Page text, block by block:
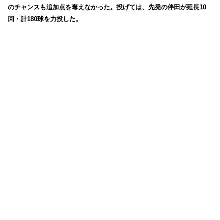
のチャンスも追加点を奪えなかった。投げては、先発の伴田が延長10
回・計180球を力投した。